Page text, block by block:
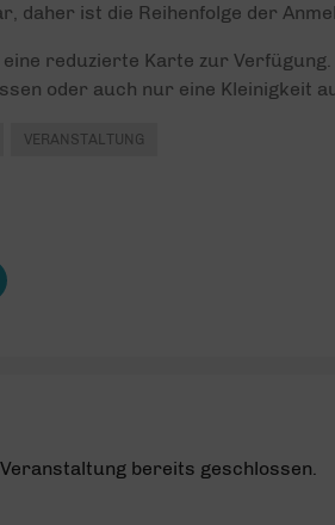
daher ist die Reihenfolge der
reduzierte Karte zur
oder auch nur eine Kleinigkeit
VERANSTALTUNG
bereits geschlossen.